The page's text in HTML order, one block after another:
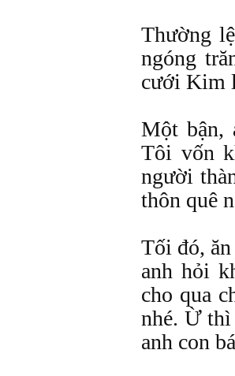
Thường
ngóng
cưới Kim
Một bận,
Tôi vốn
người
thôn quê
Tối đó,
anh hỏi
cho qua
nhé. Ừ thì
anh con